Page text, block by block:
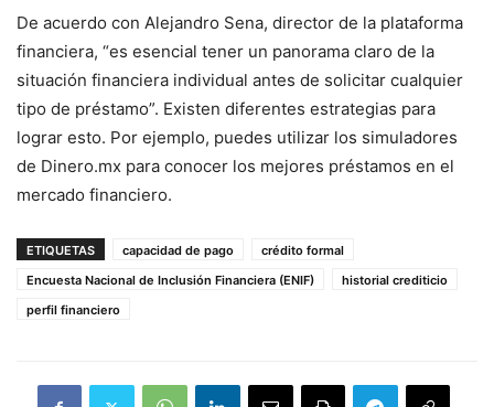
De acuerdo con Alejandro Sena, director de la plataforma
financiera, “es esencial tener un panorama claro de la
situación financiera individual antes de solicitar cualquier
tipo de préstamo”. Existen diferentes estrategias para
lograr esto. Por ejemplo, puedes utilizar los simuladores
de Dinero.mx para conocer los mejores préstamos en el
mercado financiero.
ETIQUETAS capacidad de pago
crédito formal
Encuesta Nacional de Inclusión Financiera (ENIF)
historial crediticio
perfil financiero